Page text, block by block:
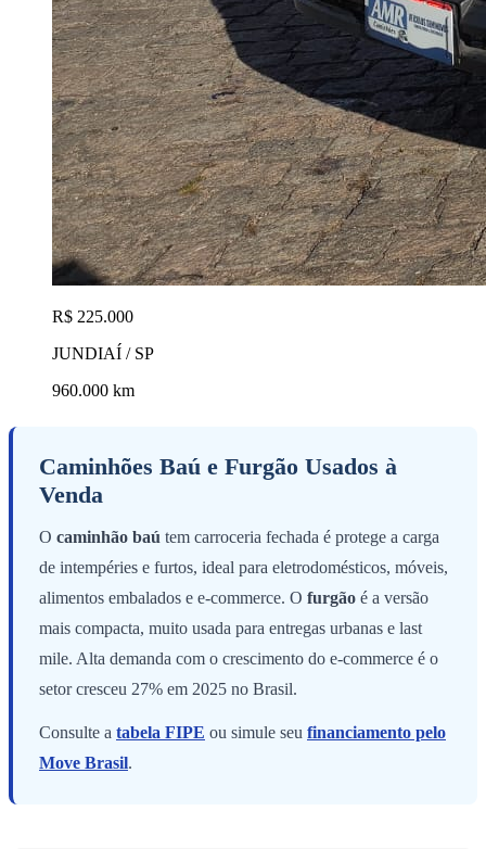
R$ 225.000
JUNDIAÍ / SP
960.000 km
Caminhões Baú e Furgão Usados à
Venda
O caminhão baú tem carroceria fechada é protege a carga
de intempéries e furtos, ideal para eletrodomésticos, móveis,
alimentos embalados e e-commerce. O furgão é a versão
mais compacta, muito usada para entregas urbanas e last
mile. Alta demanda com o crescimento do e-commerce é o
setor cresceu 27% em 2025 no Brasil.
Consulte a tabela FIPE ou simule seu financiamento pelo
Move Brasil.